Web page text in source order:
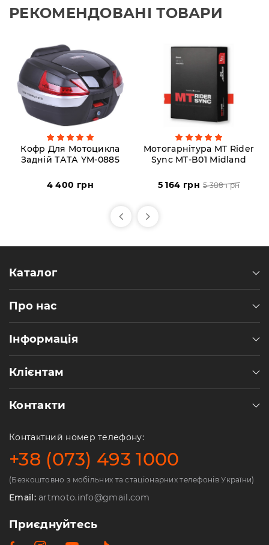
РЕКОМЕНДОВАНІ ТОВАРИ
Кофр Для Мотоцикла
Задній ТАТА YM-0885
4 400 грн
Мотогарнітура MT Rider
Sync MT-B01 Midland
5 164 грн 5 388 грн
Каталог
Про нас
Інформація
Клієнтам
Контакти
Контактний номер телефону:
+38 (073) 493 1000
(Безкоштовно з мобільних та стаціонарних телефонів України)
Email:artmoto.info@gmail.com
Приєднуйтесь